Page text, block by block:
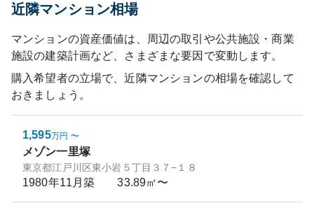
近隣マンション相場
マンションの資産価値は、周辺の取引や公共施設・商業
施設の建築計画など、さまざまな要因で変動します。
購入希望者の立場で、近隣マンションの相場を確認して
おきましょう。
1,595万円 〜
メゾン一里塚
東京都江戸川区東小岩５丁目３７−１８
1980年11月築 33.89㎡〜